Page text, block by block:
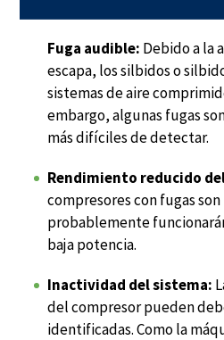
Fuga audible: Debido a la
escapa, los silbidos o
sistemas de aire
embargo, algunas fugas
más difíciles de detectar.
Rendimiento reducido
compresores con fugas
probablemente
baja potencia.
Inactividad del sistema:
del compresor pueden
identificadas. Como la